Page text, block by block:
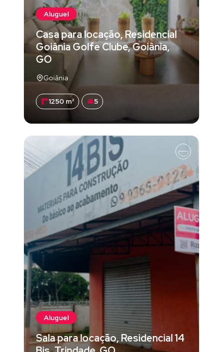
Aluguel
Casa para locação, Residencial
Goiânia Golfe Clube, Goiânia,
GO
Goiânia
1250 m² 5
Aluguel
Sala para locação, Residencial 14